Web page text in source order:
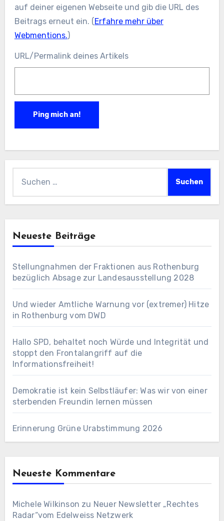
auf deiner eigenen Webseite und gib die URL des
Beitrags erneut ein. (Erfahre mehr über
Webmentions.)
URL/Permalink deines Artikels
nach:
Neueste Beiträge
Stellungnahmen der Fraktionen aus Rothenburg
bezüglich Absage zur Landesausstellung 2028
Und wieder Amtliche Warnung vor (extremer) Hitze
in Rothenburg vom DWD
Hallo SPD, behaltet noch Würde und Integrität und
stoppt den Frontalangriff auf die
Informationsfreiheit!
Demokratie ist kein Selbstläufer: Was wir von einer
sterbenden Freundin lernen müssen
Erinnerung Grüne Urabstimmung 2026
Neueste Kommentare
Michele Wilkinson zu Neuer Newsletter „Rechtes
Radar“vom Edelweiss Netzwerk